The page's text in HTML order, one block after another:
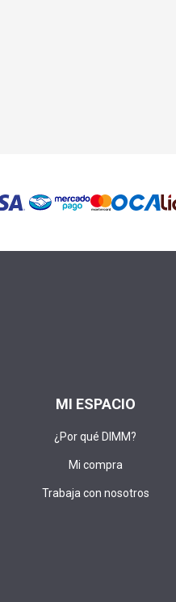
MI ESPACIO
¿Por qué DIMM?
Mi compra
Trabaja con nosotros